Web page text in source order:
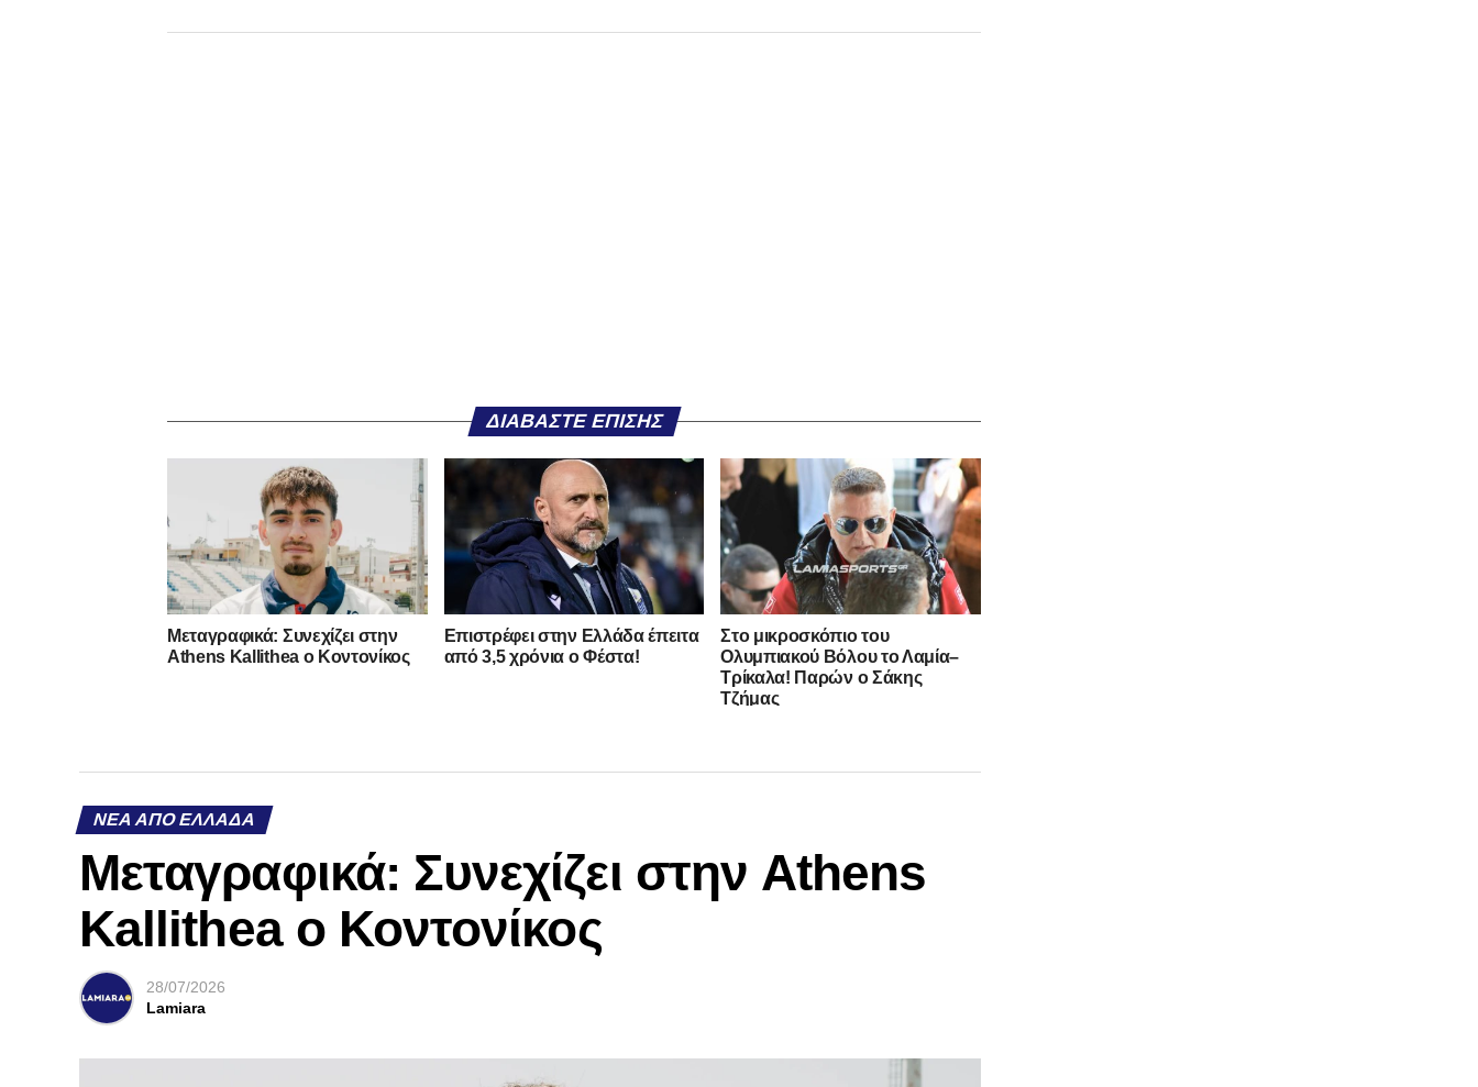
ΔΙΑΒΆΣΤΕ ΕΠΊΣΗΣ
Mεταγραφικά: Συνεχίζει στην
Athens Kallithea ο Κοντονίκος
Επιστρέφει στην Ελλάδα έπειτα
από 3,5 χρόνια ο Φέστα!
Στο μικροσκόπιο του
Ολυμπιακού Βόλου το Λαμία–
Τρίκαλα! Παρών ο Σάκης
Τζήμας
ΝΈΑ ΑΠΌ ΕΛΛΆΔΑ
Mεταγραφικά: Συνεχίζει στην Athens
Kallithea ο Κοντονίκος
28/07/2026
Lamiara